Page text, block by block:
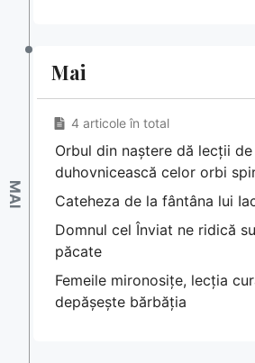
Mai
4 articole în total
Orbul din naștere dă lecții
duhovnicească celor orbi
Cateheza de la fântâna lui
Domnul cel Înviat ne ridică
păcate
Femeile mironosițe, lecția
depășește bărbăția